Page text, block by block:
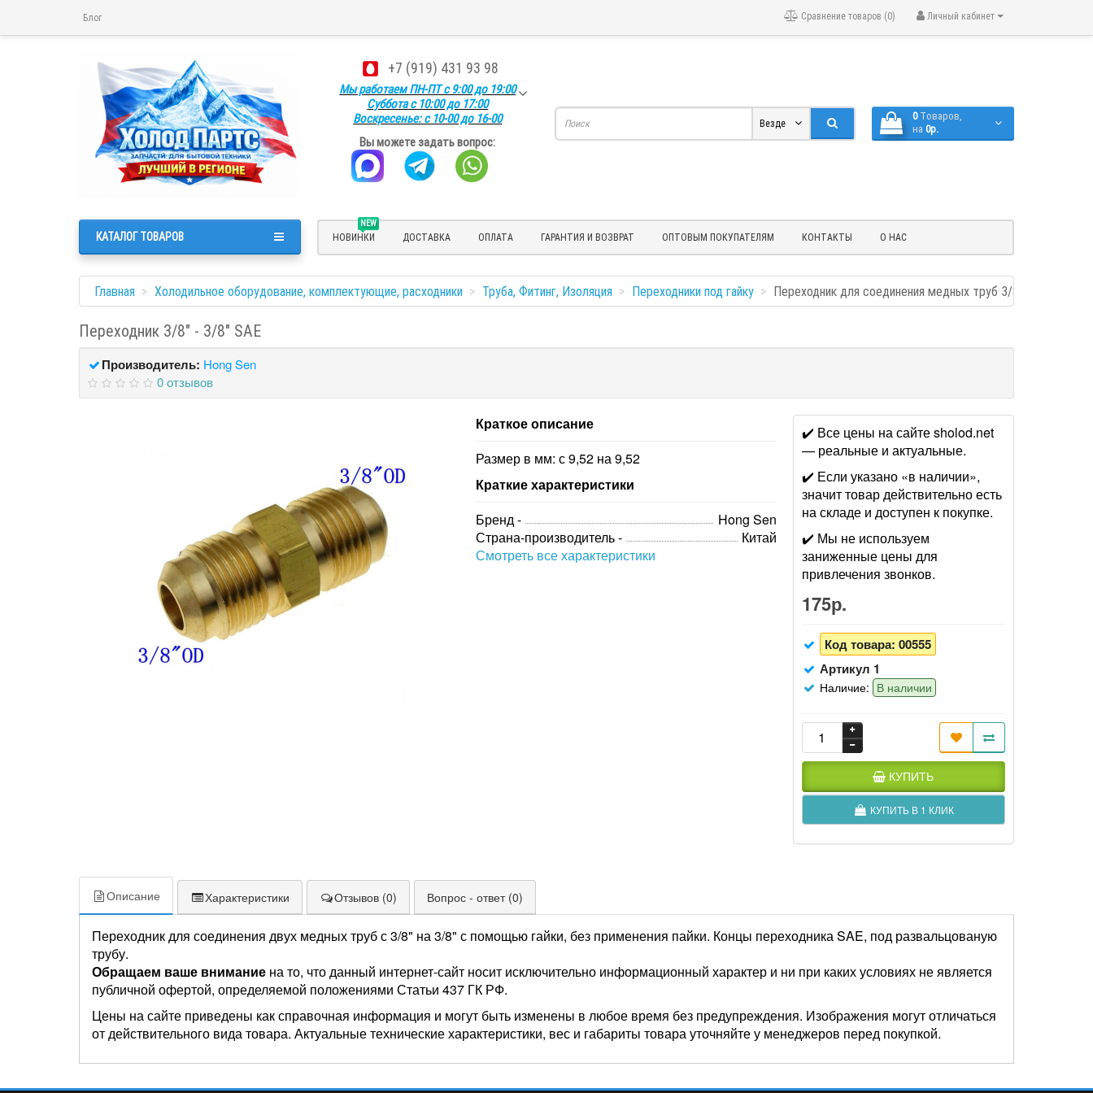
Блог Личный кабинет
Сравнение товаров (0)
+7 (919) 431 93 98
Мы работаем ПН-ПТ с 9:00 до 19:00
Суббота с 10:00 до 17:00
Воскресенье: с 10-00 до 16-00
Вы можете задать вопрос:
0 Tоваров,
на 0р.
Везде
NEW
НОВИНКИ ДОСТАВКА ОПЛАТА ГАРАНТИЯ И ВОЗВРАТ ОПТОВЫМ ПОКУПАТЕЛЯМ КОНТАКТЫ О НАС
КАТАЛОГ ТОВАРОВ
Главная Холодильное оборудование, комплектующие, расходники Труба, Фитинг, Изоляция Переходники под гайку Переходник для соединения медных труб 3/8" - 3/8" SAE
Переходник 3/8" - 3/8" SAE
Производитель: Hong Sen
0 отзывов
Краткое описание
Размер в мм: с 9,52 на 9,52
Краткие характеристики
Бренд -
Hong Sen
Страна-производитель -
Китай
Смотреть все характеристики
✔️ Все цены на сайте sholod.net
— реальные и актуальные.
✔️ Если указано «в наличии»,
значит товар действительно есть
на складе и доступен к покупке.
✔️ Мы не используем
заниженные цены для
привлечения звонков.
175р.
Код товара: 00555
Артикул 1
Наличие: В наличии
КУПИТЬ
КУПИТЬ В 1 КЛИК
Описание Характеристики Отзывов (0) Вопрос - ответ (0)
Переходник для соединения двух медных труб с 3/8" на 3/8" с помощью гайки, без применения пайки. Концы переходника SAE, под развальцованую
трубу.
Обращаем ваше внимание на то, что данный интернет-сайт носит исключительно информационный характер и ни при каких условиях не является
публичной офертой, определяемой положениями Статьи 437 ГК РФ.
Цены на сайте приведены как справочная информация и могут быть изменены в любое время без предупреждения. Изображения могут отличаться
от действительного вида товара. Актуальные технические характеристики, вес и габариты товара уточняйте у менеджеров перед покупкой.